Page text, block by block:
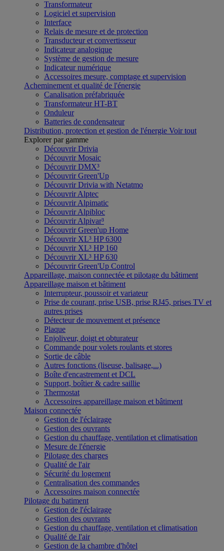
Transformateur
Logiciel et supervision
Interface
Relais de mesure et de protection
Transducteur et convertisseur
Indicateur analogique
Système de gestion de mesure
Indicateur numérique
Accessoires mesure, comptage et supervision
Acheminement et qualité de l'énergie
Canalisation préfabriquée
Transformateur HT-BT
Onduleur
Batteries de condensateur
Distribution, protection et gestion de l'énergie Voir tout
Explorer par gamme
Découvrir Drivia
Découvrir Mosaic
Découvrir DMX³
Découvrir Green'Up
Découvrir Drivia with Netatmo
Découvrir Alptec
Découvrir Alpimatic
Découvrir Alpibloc
Découvrir Alpivar³
Découvrir Green'up Home
Découvrir XL³ HP 6300
Découvrir XL³ HP 160
Découvrir XL³ HP 630
Découvrir Green'Up Control
Appareillage, maison connectée et pilotage du bâtiment
Appareillage maison et bâtiment
Interrupteur, poussoir et variateur
Prise de courant, prise USB, prise RJ45, prises TV et
autres prises
Détecteur de mouvement et présence
Plaque
Enjoliveur, doigt et obturateur
Commande pour volets roulants et stores
Sortie de câble
Autres fonctions (liseuse, balisage,...)
Boîte d'encastrement et DCL
Support, boîtier & cadre saillie
Thermostat
Accessoires appareillage maison et bâtiment
Maison connectée
Gestion de l'éclairage
Gestion des ouvrants
Gestion du chauffage, ventilation et climatisation
Mesure de l'énergie
Pilotage des charges
Qualité de l'air
Sécurité du logement
Centralisation des commandes
Accessoires maison connectée
Pilotage du batiment
Gestion de l'éclairage
Gestion des ouvrants
Gestion du chauffage, ventilation et climatisation
Qualité de l'air
Gestion de la chambre d'hôtel